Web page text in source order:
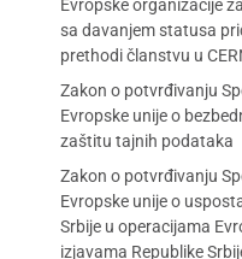
Evropske organizacije
sa davanjem statusa
prethodi članstvu u
Zakon o potvrđivanju
Evropske unije o
zaštitu tajnih podataka
Zakon o potvrđivanju
Evropske unije o
Srbije u operacijama
izjavama Republike